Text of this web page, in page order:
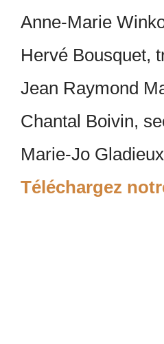
Anne-Marie
Hervé Bousquet,
Jean Raymond
Chantal Boivin,
Marie-Jo
Téléchargez